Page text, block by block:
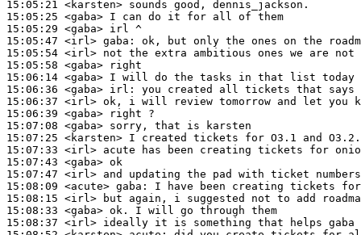
15:05:21 <karsten>
15:05:25 <gaba>
15:05:29 <gaba>
15:05:47 <irl> gaba:
15:05:54 <irl>
15:05:58 <gaba>
15:06:14 <gaba>
15:06:36 <gaba> irl:
15:06:37 <irl>
15:06:39 <gaba>
15:07:08 <gaba>
15:07:25 <karsten>
15:07:33 <irl>
15:07:43 <gaba>
15:07:47 <irl>
15:08:09 <acute> gaba:
15:08:15 <irl>
15:08:33 <gaba>
15:08:37 <irl>